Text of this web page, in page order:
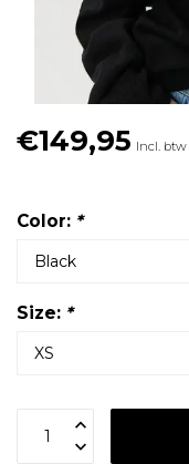
€149,95 Incl. btw
Color: *
Size: *